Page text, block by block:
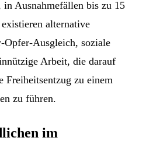
in Ausnahmefällen bis zu 15
alternative
Opfer-Ausgleich, soziale
Arbeit, die darauf
Freiheitsentzug zu einem
zu führen.
im